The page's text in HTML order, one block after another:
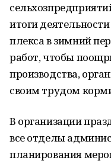
итоги
плекса в зимний
работ, чтобы
производства,
своим тру­дом
В организации
все отделы
плани­рования